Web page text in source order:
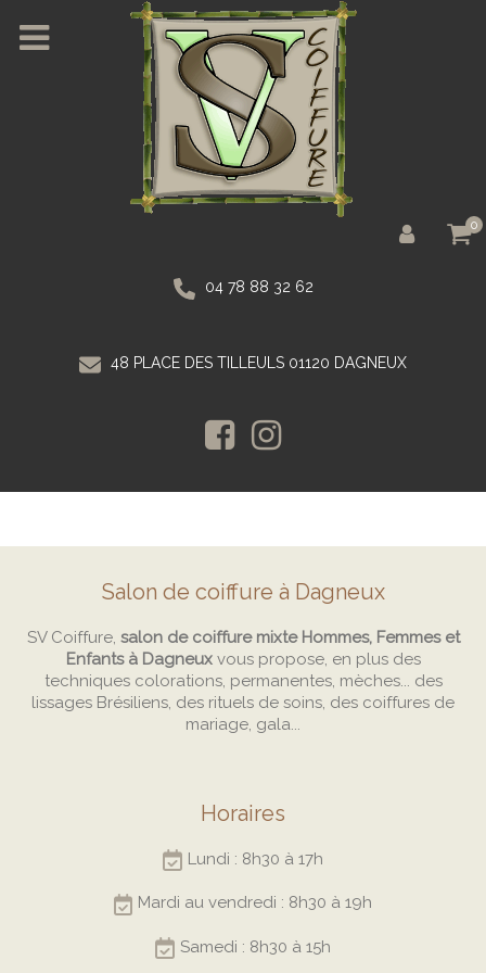
0
04 78 88 32 62
48 PLACE DES TILLEULS 01120 DAGNEUX
Salon de coiffure à Dagneux
SV Coiffure, salon de coiffure mixte Hommes, Femmes et
Enfants à Dagneuxvous propose, en plus des
techniques colorations, permanentes, mèches... des
lissages Brésiliens, des rituels de soins, des coiffures de
mariage, gala...
Horaires
Lundi : 8h30 à 17h
Mardi au vendredi : 8h30 à 19h
Samedi : 8h30 à 15h